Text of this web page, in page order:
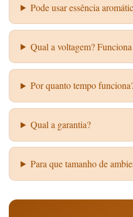
Pode usar essência
Qual a voltagem?
Por quanto tempo
Qual a garantia?
Para que tamanho de